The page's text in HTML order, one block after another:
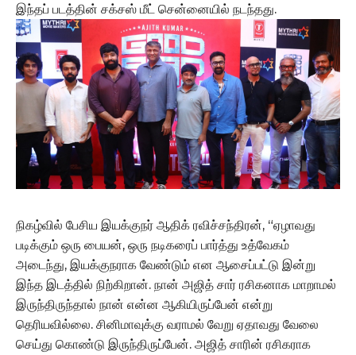
இந்தப் படத்தின் சக்சஸ் மீட் சென்னையில் நடந்தது.
நிகழ்வில் பேசிய இயக்குநர் ஆதிக் ரவிச்சந்திரன், “ஏழாவது
படிக்கும் ஒரு பையன், ஒரு நடிகரைப் பார்த்து உத்வேகம்
அடைந்து, இயக்குநராக வேண்டும் என ஆசைப்பட்டு இன்று
இந்த இடத்தில் நிற்கிறான். நான் அஜித் சார் ரசிகனாக மாறாமல்
இருந்திருந்தால் நான் என்ன ஆகியிருப்பேன் என்று
தெரியவில்லை. சினிமாவுக்கு வராமல் வேறு ஏதாவது வேலை
செய்து கொண்டு இருந்திருப்பேன். அஜித் சாரின் ரசிகராக